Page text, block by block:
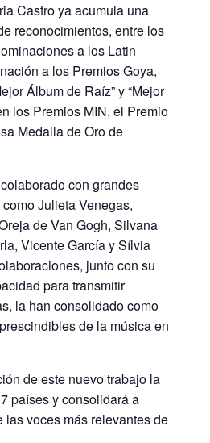
Castro ya acumula una
reconocimientos, entre los
a los Latin
a los Premios Goya,
Álbum de Raíz” y “Mejor
los Premios MIN, el Premio
Medalla de Oro de
con grandes
Julieta Venegas,
de Van Gogh, Silvana
Vicente García y Sílvia
junto con su
para transmitir
la han consolidado como
de la música en
de este nuevo trabajo la
países y consolidará a
las voces más relevantes de